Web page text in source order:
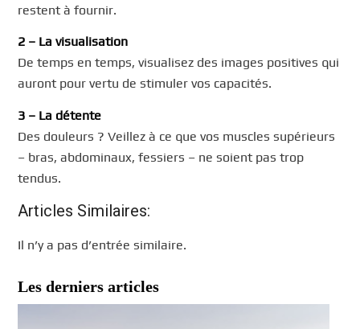
restent à fournir.
2 – La visualisation
De temps en temps, visualisez des images positives qui
auront pour vertu de stimuler vos capacités.
3 – La détente
Des douleurs ? Veillez à ce que vos muscles supérieurs
– bras, abdominaux, fessiers – ne soient pas trop
tendus.
Articles Similaires:
Il n’y a pas d’entrée similaire.
Les derniers articles